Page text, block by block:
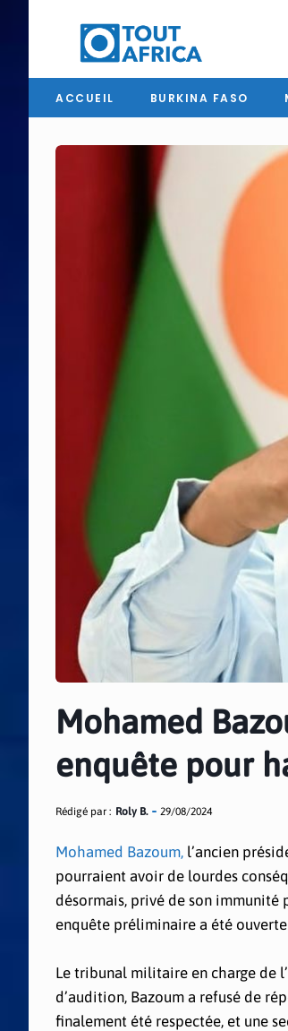
ACCUEIL BURKINA FASO
Mohamed
enquête pour
Rédigé par : Roly B. 29/08/2024
Mohamed Bazoum, l’ancien
pourraient avoir de lourdes
désormais, privé de son
enquête préliminaire a été
Le tribunal militaire en charge de
d’audition, Bazoum a refusé de
finalement été respectée, et une